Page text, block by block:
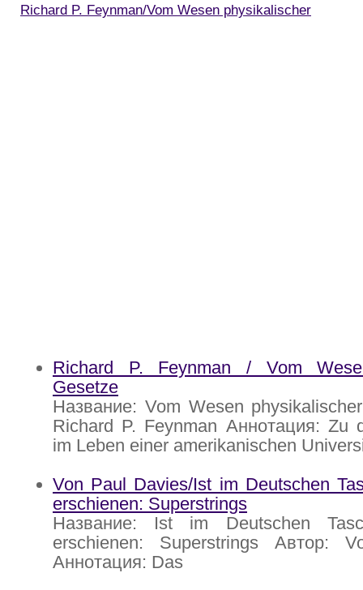
Richard P. Feynman/Vom Wesen physikalischer
Richard P. Feynman / Vom
Gesetze
Название: Vom Wesen
Richard P. Feynman Аннотация: Zu
im Leben einer amerikanischen
Von Paul Davies/Ist im Deutschen
erschienen: Superstrings
Название: Ist im Deutschen
erschienen: Superstrings Автор:
Аннотация: Das